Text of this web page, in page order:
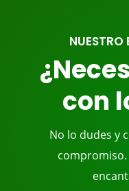
NUESTRO
con
No lo dudes y
compromiso.